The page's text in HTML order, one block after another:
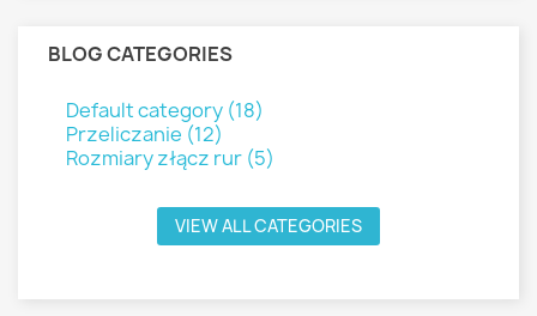
BLOG CATEGORIES
Default category (18)
Przeliczanie (12)
Rozmiary złącz rur (5)
VIEW ALL CATEGORIES